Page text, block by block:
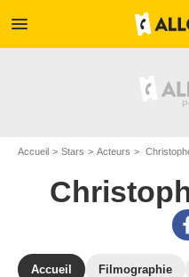
menu
Accueil Stars Acteurs
Accueil Filmographie